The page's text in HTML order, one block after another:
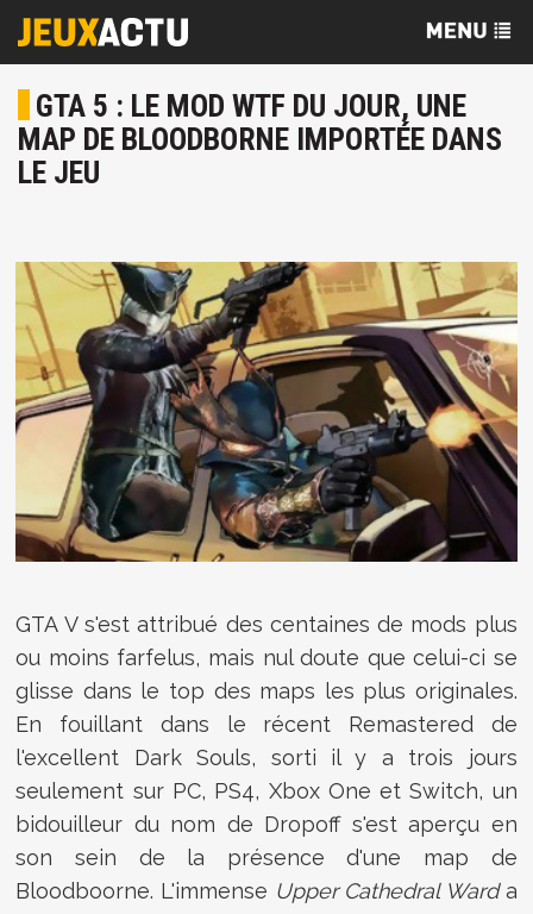
GTA 5 : LE MOD WTF DU JOUR, UNE
MAP DE BLOODBORNE IMPORTÉE DANS
LE JEU
GTA V s'est attribué des centaines de mods plus
ou moins farfelus, mais nul doute que celui-ci se
glisse dans le top des maps les plus originales.
En fouillant dans le récent Remastered de
l'excellent Dark Souls, sorti il y a trois jours
seulement sur PC, PS4, Xbox One et Switch, un
bidouilleur du nom de Dropoffs'est aperçu en
son sein de la présence d'une map de
Bloodboorne. L'immense Upper Cathedral Warda